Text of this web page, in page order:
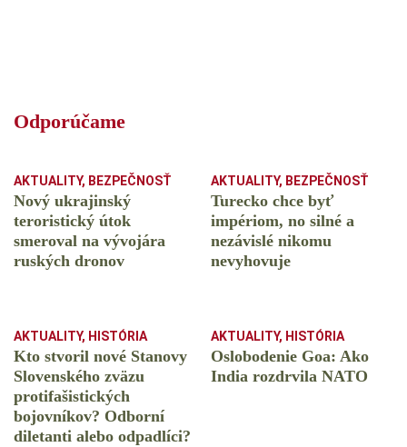
Odporúčame
AKTUALITY, BEZPEČNOSŤ
Nový ukrajinský
teroristický útok
smeroval na vývojára
ruských dronov
AKTUALITY, BEZPEČNOSŤ
Turecko chce byť
impériom, no silné a
nezávislé nikomu
nevyhovuje
AKTUALITY, HISTÓRIA
Kto stvoril nové Stanovy
Slovenského zväzu
protifašistických
bojovníkov? Odborní
diletanti alebo odpadlíci?
AKTUALITY, HISTÓRIA
Oslobodenie Goa: Ako
India rozdrvila NATO